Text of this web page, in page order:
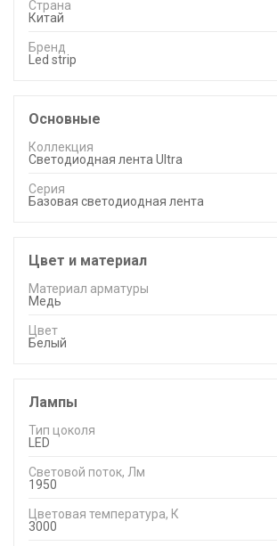
Страна
Китай
Бренд
Led strip
Основные
Коллекция
Светодиодная лента Ultra
Серия
Базовая светодиодная лента
Цвет и материал
Материал арматуры
Медь
Цвет
Белый
Лампы
Тип цоколя
LED
Световой поток, Лм
1950
Цветовая температура, К
3000